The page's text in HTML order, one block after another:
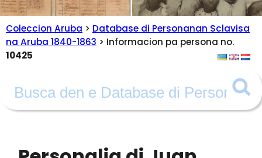
Coleccion Aruba > Database di Personanan Sclavisa
na Aruba 1840-1863 > Informacion pa persona no.
10425